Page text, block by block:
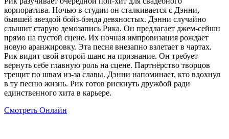
корпоратива. Ночью в студии он сталкивается с Дэнни,
бывшей звездой бойз-бэнда девяностых. Дэнни случайно
слышит старую демозапись Рика. Он предлагает джем-сейшн
прямо на пустой сцене. Их ночная импровизация рождает
новую аранжировку. Эта песня внезапно взлетает в чартах.
Рик видит свой второй шанс на признание. Он требует
вернуть себе главную роль на сцене. Партнёрство творцов
трещит по швам из-за славы. Дэнни напоминает, кто вдохнул
в ту песню жизнь. Рик готов рискнуть дружбой ради
единственного хита в карьере.
Смотреть Онлайн